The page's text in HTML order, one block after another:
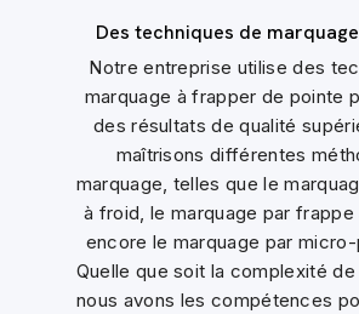
Des techniques de
Notre entreprise utilise des
marquage à frapper de pointe
des résultats de qualité
maîtrisons différentes
marquage, telles que le
à froid, le marquage par frappe
encore le marquage par
Quelle que soit la complexité
nous avons les compétences